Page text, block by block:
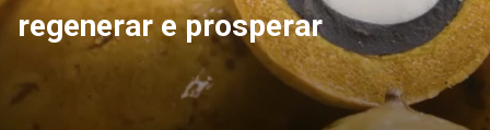
regenerar e prosperar